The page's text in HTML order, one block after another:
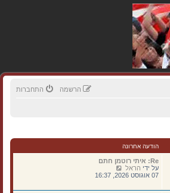
התחברות הרשמה
הודעה אחרונה
Re: איתי רוטמן חתם
על ידי הראל
פ
ב
07 אוגוסט 2026, 16:37